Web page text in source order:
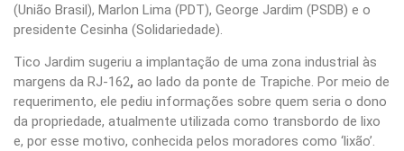
(União Brasil), Marlon Lima (PDT), George Jardim (PSDB) e o
presidente Cesinha (Solidariedade).
Tico Jardim sugeriu a implantação de uma zona industrial às
margens da RJ-162, ao lado da ponte de Trapiche. Por meio de
requerimento, ele pediu informações sobre quem seria o dono
da propriedade, atualmente utilizada como transbordo de lixo
e, por esse motivo, conhecida pelos moradores como ‘lixão’.